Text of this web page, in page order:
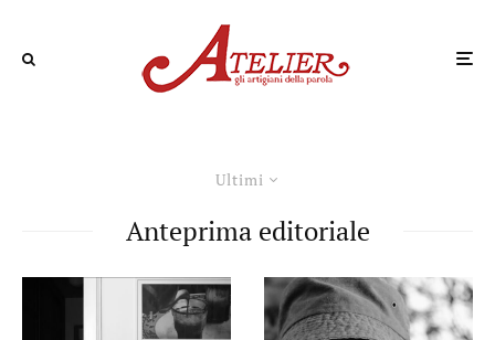
Ultimi
Anteprima editoriale